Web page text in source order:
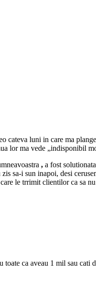
luni in care ma
lor ma vede „indisponibil
, a fost
sa-i sun inapoi, desi
le trrimit clientilor ca sa
ca aveau 1 mil sau cati